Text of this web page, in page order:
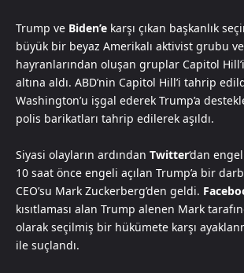
Trump ve Biden’e karşı çıkan başkanlık
büyük bir beyaz Amerikalı aktivist grubu
hayranlarından oluşan gruplar Capitol
altına aldı. ABD’nin Capitol Hill’i tahrip
Washington’u işgal ederek Trump’a
polis barikatları tahrip edilerek aşıldı.
Siyasi olayların ardından Twitter‘dan
10 saat önce engeli açılan Trump’a bir
CEO’su Mark Zuckerberg’den geldi.
kısıtlaması alan Trump alenen Mark
olarak seçilmiş bir hükümete karşı
ile suçlandı.